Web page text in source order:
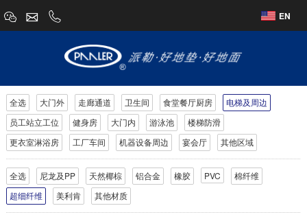
EN
全选 大门外 走廊通道 卫生间 食堂餐厅厨房
电梯及周边
员工站立工位
健身房 大门内 游泳池
楼梯防滑
更衣室淋浴房
工厂车间 机器设备周边 宴会厅 其他区域
全选 尼龙及PP 天然椰棕 铝合金 橡胶 PVC
棉纤维
超细纤维
美利肯 其他材质